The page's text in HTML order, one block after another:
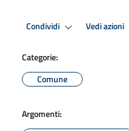
Condividi Vedi azioni
Categorie:
Comune
Argomenti: